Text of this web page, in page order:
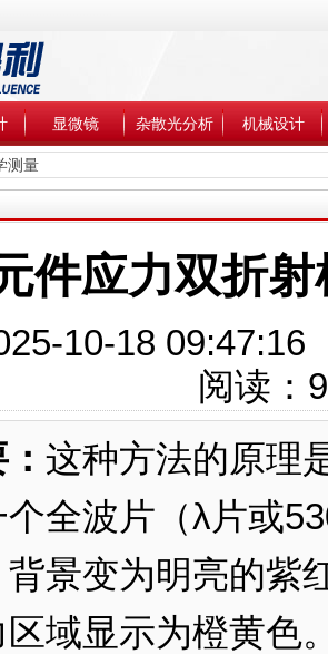
显微镜 杂散光分析 机械设计
测量
件应力双折
10-18
阅读：
这种方法的原理
全波片（λ片或
景变为明亮的紫
域显示为橙黄色